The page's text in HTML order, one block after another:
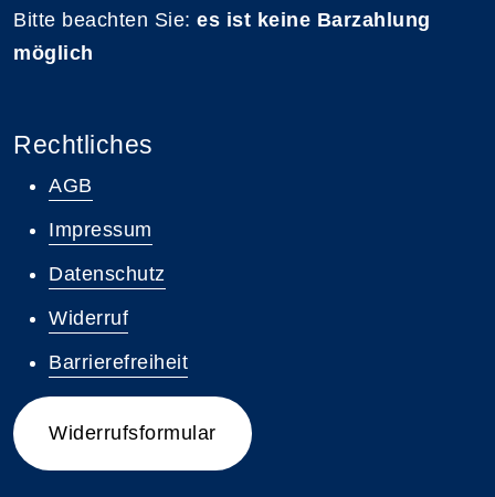
Bitte beachten Sie: es ist keine Barzahlung
möglich
Rechtliches
AGB
Impressum
Datenschutz
Widerruf
Barrierefreiheit
Widerrufsformular